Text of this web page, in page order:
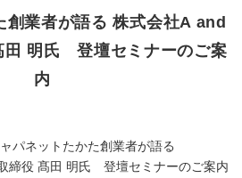
創業者が語る 株式会社A and
田 明氏 登壇セミナーのご案
内
パネットたかた創業者が語る
締役 髙田 明氏 登壇セミナーのご案内